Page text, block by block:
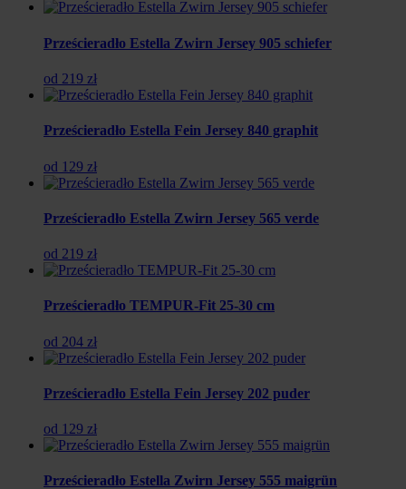
Prześcieradło Estella Zwirn Jersey 905 schiefer
od 219 zł
Prześcieradło Estella Fein Jersey 840 graphit
od 129 zł
Prześcieradło Estella Zwirn Jersey 565 verde
od 219 zł
Prześcieradło TEMPUR-Fit 25-30 cm
od 204 zł
Prześcieradło Estella Fein Jersey 202 puder
od 129 zł
Prześcieradło Estella Zwirn Jersey 555 maigrün